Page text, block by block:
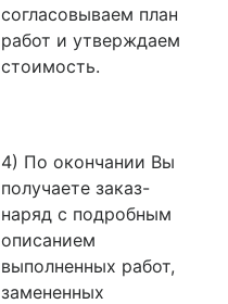
согласовываем план
работ и утверждаем
стоимость.
4) По окончании Вы
получаете заказ-
наряд с подробным
описанием
выполненных работ,
замененных